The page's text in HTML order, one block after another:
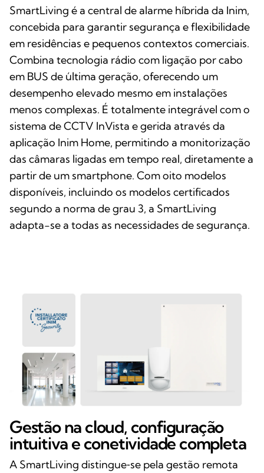
SmartLiving é a central de alarme híbrida da Inim,
concebida para garantir segurança e flexibilidade
em residências e pequenos contextos comerciais.
Combina tecnologia rádio com ligação por cabo
em BUS de última geração, oferecendo um
desempenho elevado mesmo em instalações
menos complexas. É totalmente integrável com o
sistema de CCTV InVista e gerida através da
aplicação Inim Home, permitindo a monitorização
das câmaras ligadas em tempo real, diretamente a
partir de um smartphone. Com oito modelos
disponíveis, incluindo os modelos certificados
segundo a norma de grau 3, a SmartLiving
adapta-se a todas as necessidades de segurança.
Gestão na cloud, configuração
intuitiva e conetividade completa
A SmartLiving distingue‑se pela gestão remota